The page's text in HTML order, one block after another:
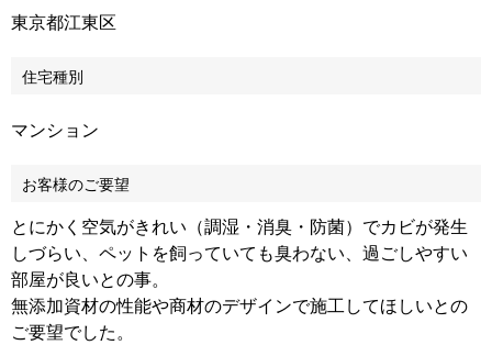
東京都江東区
住宅種別
マンション
お客様のご要望
とにかく空気がきれい（調湿・消臭・防菌）でカビが発生
しづらい、ペットを飼っていても臭わない、過ごしやすい
部屋が良いとの事。
無添加資材の性能や商材のデザインで施工してほしいとの
ご要望でした。